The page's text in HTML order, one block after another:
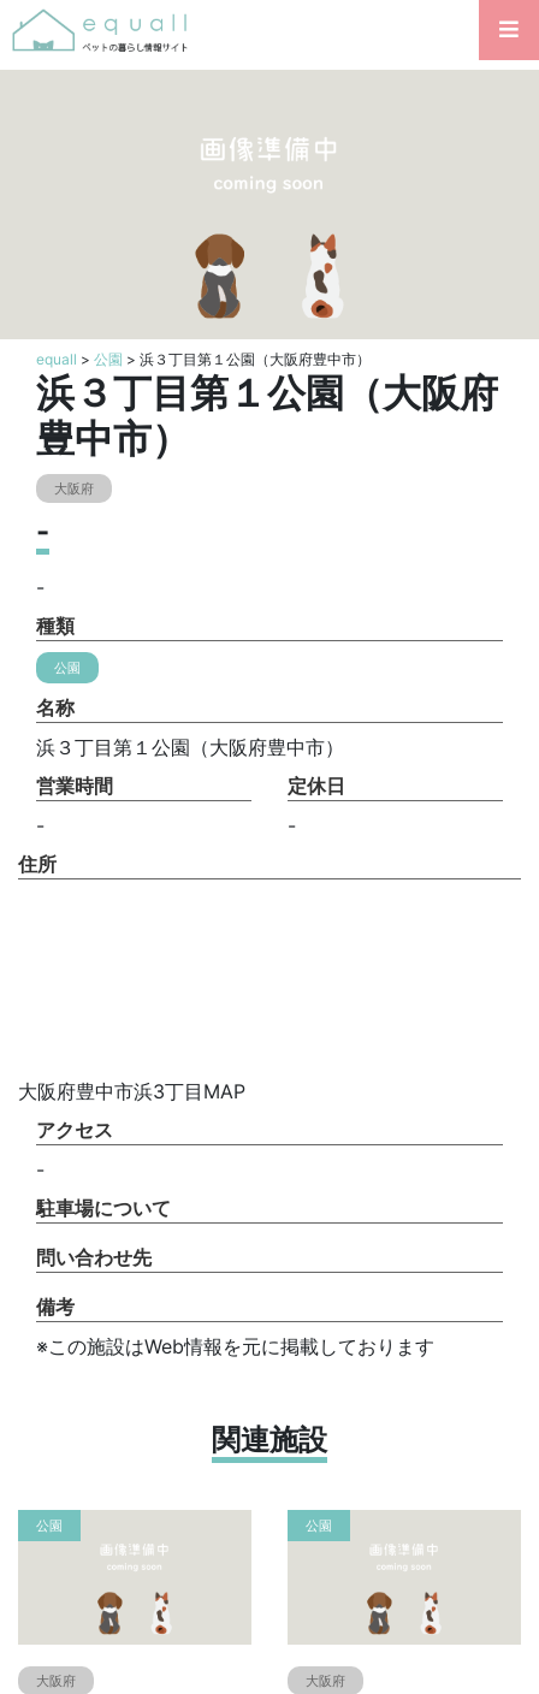
equall > 公園 > 浜３丁目第１公園（大阪府豊中市）
浜３丁目第１公園（大阪府
豊中市）
大阪府
-
-
種類
公園
名称
浜３丁目第１公園（大阪府豊中市）
営業時間
-
定休日
-
住所
大阪府豊中市浜3丁目MAP
アクセス
-
駐車場について
問い合わせ先
備考
※この施設はWeb情報を元に掲載しております
関連施設
公園
大阪府
公園
大阪府